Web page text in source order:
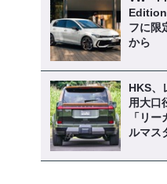
フに限
から
HKS、
用大口
「リ
ルマス